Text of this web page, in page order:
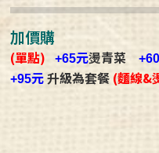
加價購
(單點) +65元燙青菜 +60
+95元升級為套餐 (麵線&